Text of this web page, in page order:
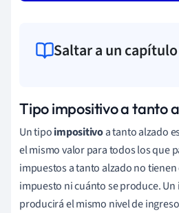
Saltar a un
Tipo impositivo a tanto
Un tipoimpositivoa tanto alzado
el mismo valor para todos los que
impuestos a tanto alzado no
impuesto ni cuánto se produce.
producirá el mismo nivel de